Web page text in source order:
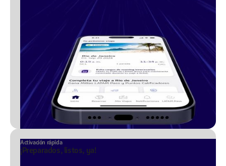
Activación rápida
¡Preparados, listos, ya!